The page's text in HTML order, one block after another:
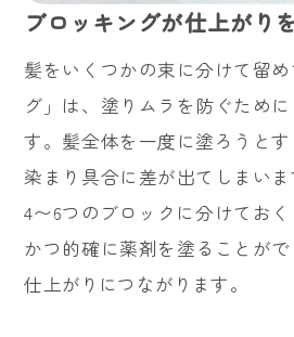
ブロッキングが仕上がり
髪をいくつかの束に分けて留
グ」は、塗りムラを防ぐため
す。髪全体を一度に塗ろうと
染まり具合に差が出てしまい
4〜6つのブロックに分けてお
かつ的確に薬剤を塗ることが
仕上がりにつながります。